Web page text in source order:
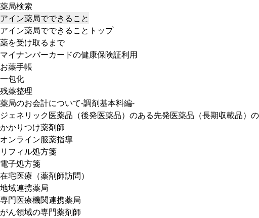
薬局検索
アイン薬局でできること
アイン薬局でできることトップ
薬を受け取るまで
マイナンバーカードの健康保険証利用
お薬手帳
一包化
残薬整理
薬局のお会計について-調剤基本料編-
ジェネリック医薬品（後発医薬品）のある先発医薬品（長期収載品）
かかりつけ薬剤師
オンライン服薬指導
リフィル処方箋
電子処方箋
在宅医療（薬剤師訪問）
地域連携薬局
専門医療機関連携薬局
がん領域の専門薬剤師